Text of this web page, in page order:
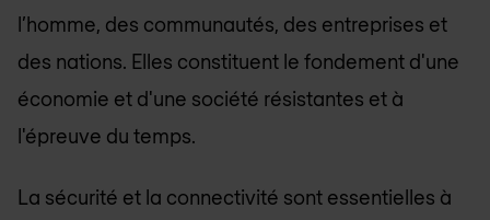
l’homme, des communautés, des entreprises et
des nations. Elles constituent le fondement d'une
économie et d'une société résistantes et à
l'épreuve du temps.
La sécurité et la connectivité sont essentielles à